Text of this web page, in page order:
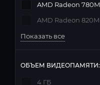
AMD Radeon 780M
AMD Radeon 820M
Показать все
ОБЪЕМ ВИДЕОПАМЯТИ:
4 ГБ